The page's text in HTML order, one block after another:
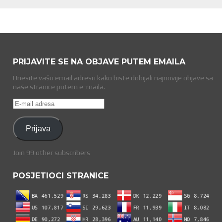
PRIJAVITE SE NA OBJAVE PUTEM EMAILA
Unesite vašu email adresu kako biste dobijali najnovije objave sa
naše stranice putem e-maila.
E-
mail
adresa
Prijava
Join 99 other subscribers
POSJETIOCI STRANICE